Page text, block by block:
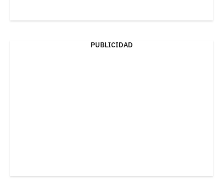
PUBLICIDAD